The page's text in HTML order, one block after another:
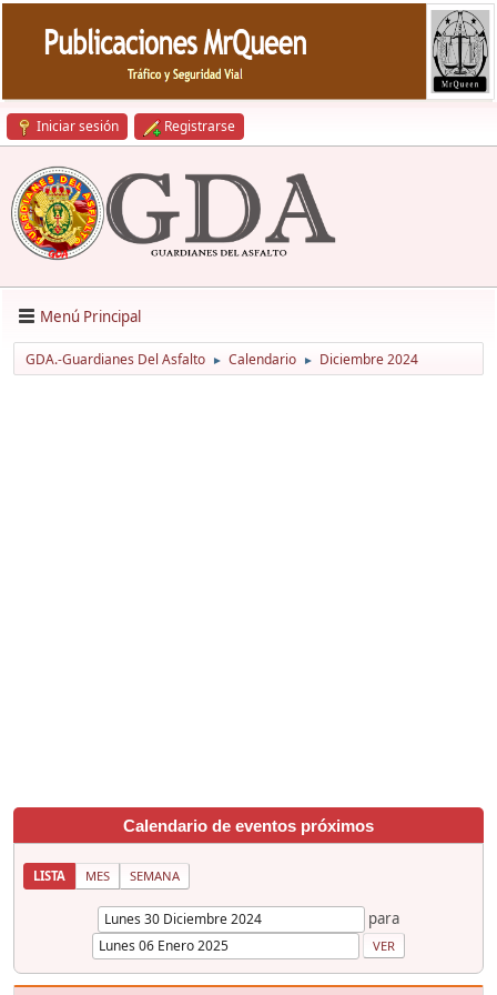
Iniciar sesión Registrarse
Menú Principal
GDA.-Guardianes Del Asfalto ► Calendario ► Diciembre 2024
Calendario de eventos próximos
LISTA MES SEMANA
para